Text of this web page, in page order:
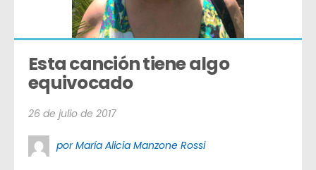
Esta canción tiene algo
equivocado
26 de julio de 2017
por María Alicia Manzone Rossi